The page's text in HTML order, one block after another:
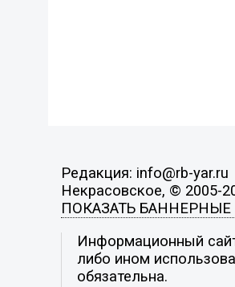
Редакция: info@rb-yar.ru
Некрасовское, © 2005-
ПОКАЗАТЬ
Информационный
либо ином
обязательна.